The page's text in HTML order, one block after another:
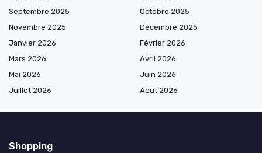
Septembre 2025
Octobre 2025
Novembre 2025
Décembre 2025
Janvier 2026
Février 2026
Mars 2026
Avril 2026
Mai 2026
Juin 2026
Juillet 2026
Août 2026
Shopping